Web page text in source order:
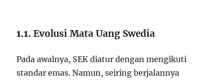
1.1.Evolusi Mata Uang Swedia
Pada awalnya, SEK diatur dengan mengikuti
standar emas. Namun, seiring berjalannya